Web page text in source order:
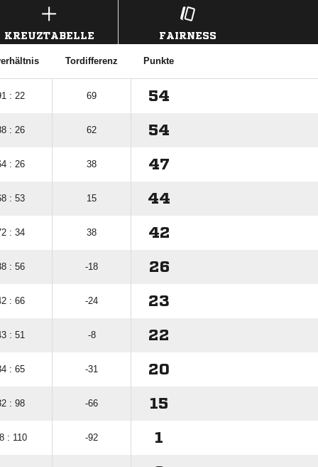
KREUZTABELLE FAIRNESS
Tordifferenz Punkte
: 22 69 54
: 26 62 54
: 26 38 47
: 53 15 44
: 34 38 42
: 56 -18 26
: 66 -24 23
: 51 -8 22
: 65 -31 20
: 98 -66 15
: 110 -92 1